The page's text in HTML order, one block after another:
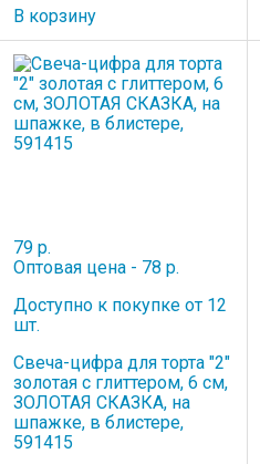
В корзину
79 р.
Оптовая цена - 78 р.
Доступно к покупке от 12
шт.
Свеча-цифра для торта "2"
золотая с глиттером, 6 см,
ЗОЛОТАЯ СКАЗКА, на
шпажке, в блистере,
591415